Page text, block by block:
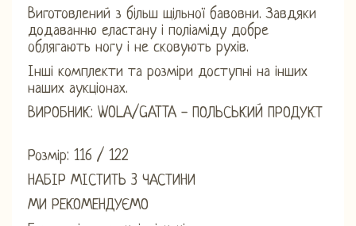
Виготовлений з більш щільної бавовни. Завдяки
додаванню еластану і поліаміду добре
облягають ногу і не сковують рухів.
Інші комплекти та розміри доступні на інших
наших аукціонах.
ВИРОБНИК: WOLA/GATTA - ПОЛЬСЬКИЙ ПРОДУКТ
Розмір: 116 / 122
НАБІР МІСТИТЬ 3 ЧАСТИНИ
МИ РЕКОМЕНДУЄМО